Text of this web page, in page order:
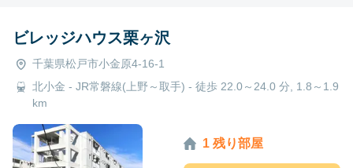
ビレッジハウス栗ヶ沢
千葉県松戸市小金原4-16-1
北小金 - JR常磐線(上野～取手) - 徒歩 22.0～24.0 分, 1.8～1.9
km
1 残り部屋